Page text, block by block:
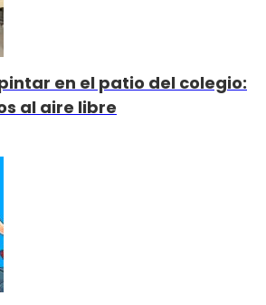
en el patio del colegio:
al aire libre